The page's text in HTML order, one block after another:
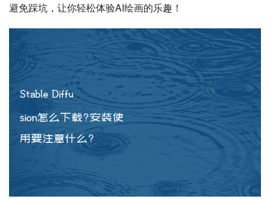
避免踩坑，让你轻松体验AI绘画的乐趣！